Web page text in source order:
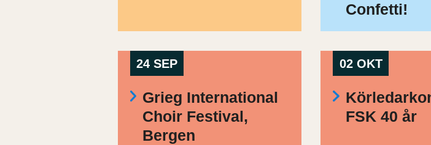
Confetti!
24 SEP
Grieg International
Choir Festival,
Bergen
02 OKT
FSK 40 år